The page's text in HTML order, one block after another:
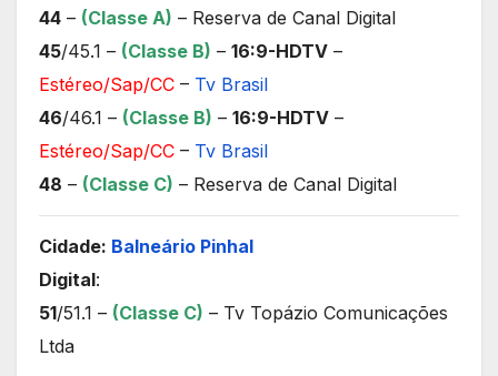
44 – (Classe A) – Reserva de Canal Digital
45/45.1 – (Classe B) – 16:9-HDTV –
Estéreo/Sap/CC – Tv Brasil
46/46.1 – (Classe B) – 16:9-HDTV –
Estéreo/Sap/CC – Tv Brasil
48 – (Classe C) – Reserva de Canal Digital
Cidade: Balneário Pinhal
Digital:
51/51.1 – (Classe C) – Tv Topázio Comunicações
Ltda